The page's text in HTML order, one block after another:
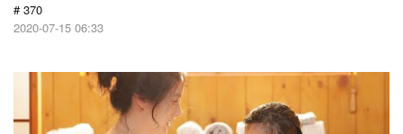
# 370
2020-07-15 06:33